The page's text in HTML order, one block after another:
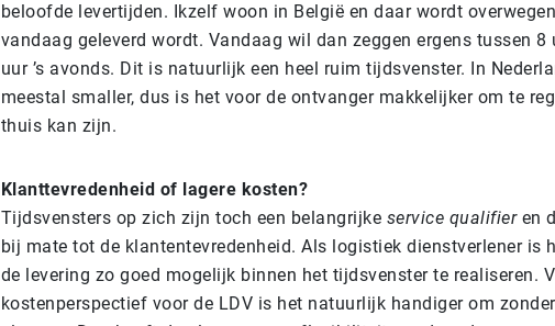
beloofde levertijden. Ikzelf woon in België en daar wordt
vandaag geleverd wordt. Vandaag wil dan zeggen ergens tussen 8
uur ’s avonds. Dit is natuurlijk een heel ruim tijdsvenster. In
meestal smaller, dus is het voor de ontvanger makkelijker om te
thuis kan zijn.
Klanttevredenheid of lagere kosten?
Tijdsvensters op zich zijn toch een belangrijke service qualifier en
bij mate tot de klantentevredenheid. Als logistiek dienstverlener is
de levering zo goed mogelijk binnen het tijdsvenster te realiseren.
kostenperspectief voor de LDV is het natuurlijk handiger om